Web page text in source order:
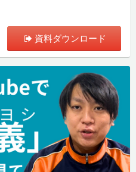
資料ダウンロード